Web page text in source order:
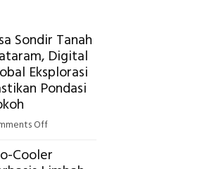
Sondir Tanah
Digital
Eksplorasi
Pondasi
Offon
Sondir
Cooler